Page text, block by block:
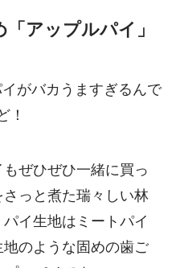
アップルパイ」
ぜひぜひ一緒に買っ
っと煮た瑞々しい林
イ生地はミートパイ
のような固めの歯ご